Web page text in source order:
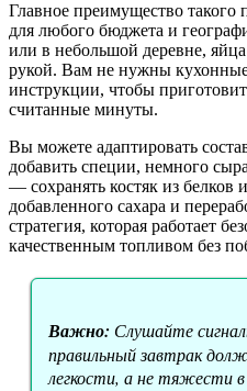
Главное преимущество такого
для любого бюджета и
или в небольшой деревне,
рукой. Вам не нужны
инструкции, чтобы
считанные минуты.
Вы можете адаптировать
добавить специи, немного
— сохранять костяк из белков
добавленного сахара и
стратегия, которая работает
качественным топливом без
Важно: Слушайте
правильный завтрак
легкости, а не тяжести